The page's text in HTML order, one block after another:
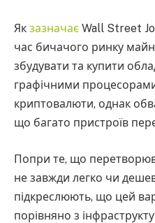
Як зазначає Wall Street
час бичачого ринку
збудувати та купити
графічними
криптовалюти, однак
що багато пристроїв
Попри те, що
не завжди легко чи
підкреслюють, що цей
порівняно з